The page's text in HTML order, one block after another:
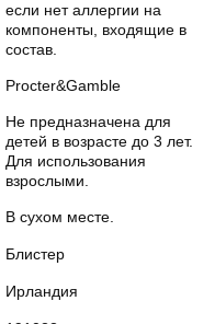
если нет аллергии на
компоненты, входящие в
состав.
Procter&Gamble
Не предназначена для
детей в возрасте до 3 лет.
Для использования
взрослыми.
В сухом месте.
Блистер
Ирландия